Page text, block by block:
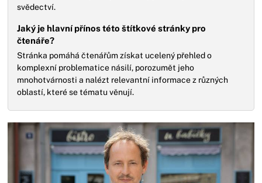
svědectví.
Jaký je hlavní přínos této štítkové stránky pro
čtenáře?
Stránka pomáhá čtenářům získat ucelený přehled o
komplexní problematice násilí, porozumět jeho
mnohotvárnosti a nalézt relevantní informace z různých
oblastí, které se tématu věnují.